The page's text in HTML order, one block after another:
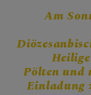
Pfarrservice
Am
Pölten und
Einladung